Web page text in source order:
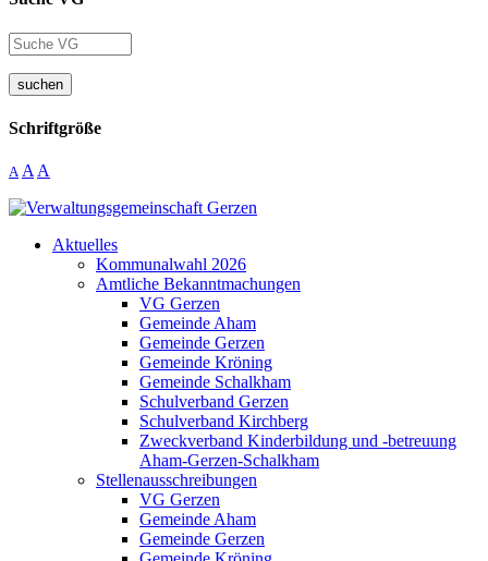
suchen
Schriftgröße
A A A
Aktuelles
Kommunalwahl 2026
Amtliche Bekanntmachungen
VG Gerzen
Gemeinde Aham
Gemeinde Gerzen
Gemeinde Kröning
Gemeinde Schalkham
Schulverband Gerzen
Schulverband Kirchberg
Zweckverband Kinderbildung und -betreuung
Aham-Gerzen-Schalkham
Stellenausschreibungen
VG Gerzen
Gemeinde Aham
Gemeinde Gerzen